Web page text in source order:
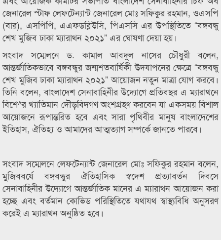
জেনারেল স্টাফ লেফটেন্যান্ট জেনারেল মোঃ সফিকুর রহমান, ওএসপি
(বার), এসপিপি, এএফডব্লিউসি, পিএসসি এর উপস্থিতিতে “বঙ্গবন্ধু
শেখ মুজিব ঢাকা ম্যারাথন ২০২১” এর ঘোষণা দেয়া হয়।
সংবাদ সম্মেলনে ড. কামাল আবদুল নাসের চৌধুরী বলেন,
আন্তর্জাতিকভাবে বঙ্গবন্ধুর জন্মশতবার্ষিকী উদযাপনের ক্ষেত্রে “বঙ্গবন্ধু
শেখ মুজিব ঢাকা ম্যারাথন ২০২১” আয়োজন নতুন মাত্রা যোগ করবে।
তিনি বলেন, বাংলাদেশ সেনাবাহিনীর উদ্যোগে প্রতিবছর এ ম্যারাথনে
বিশে^র খ্যাতিমান দৌড়বিদগণ অংশগ্রহণ করবেন যা একসময় বিশাল
আয়োজনে রূপান্তরিত হবে এবং সারা পৃথিবীর মানুষ বাংলাদেশের
ইতিহাস, ঐতিহ্য ও আমাদের আত্মত্যাগ সম্পর্কে জানতে পারবে।
সংবাদ সম্মেলনে লেফটেন্যান্ট জেনারেল মোঃ সফিকুর রহমান বলেন,
মুজিববর্ষে বঙ্গবন্ধুর ঐতিহাসিক স্বদেশ প্রত্যাবর্তন দিবসে
সেনাবাহিনীর উদ্যোগে আন্তর্জাতিক মানের এ ম্যারাথন আয়োজন করা
হচ্ছে এবং বর্তমান কোভিড পরিস্থিতিতে যথাযথ স্বাস্থ্যবিধি অনুসরণ
করেই এ ম্যারাথন অনুষ্ঠিত হবে।